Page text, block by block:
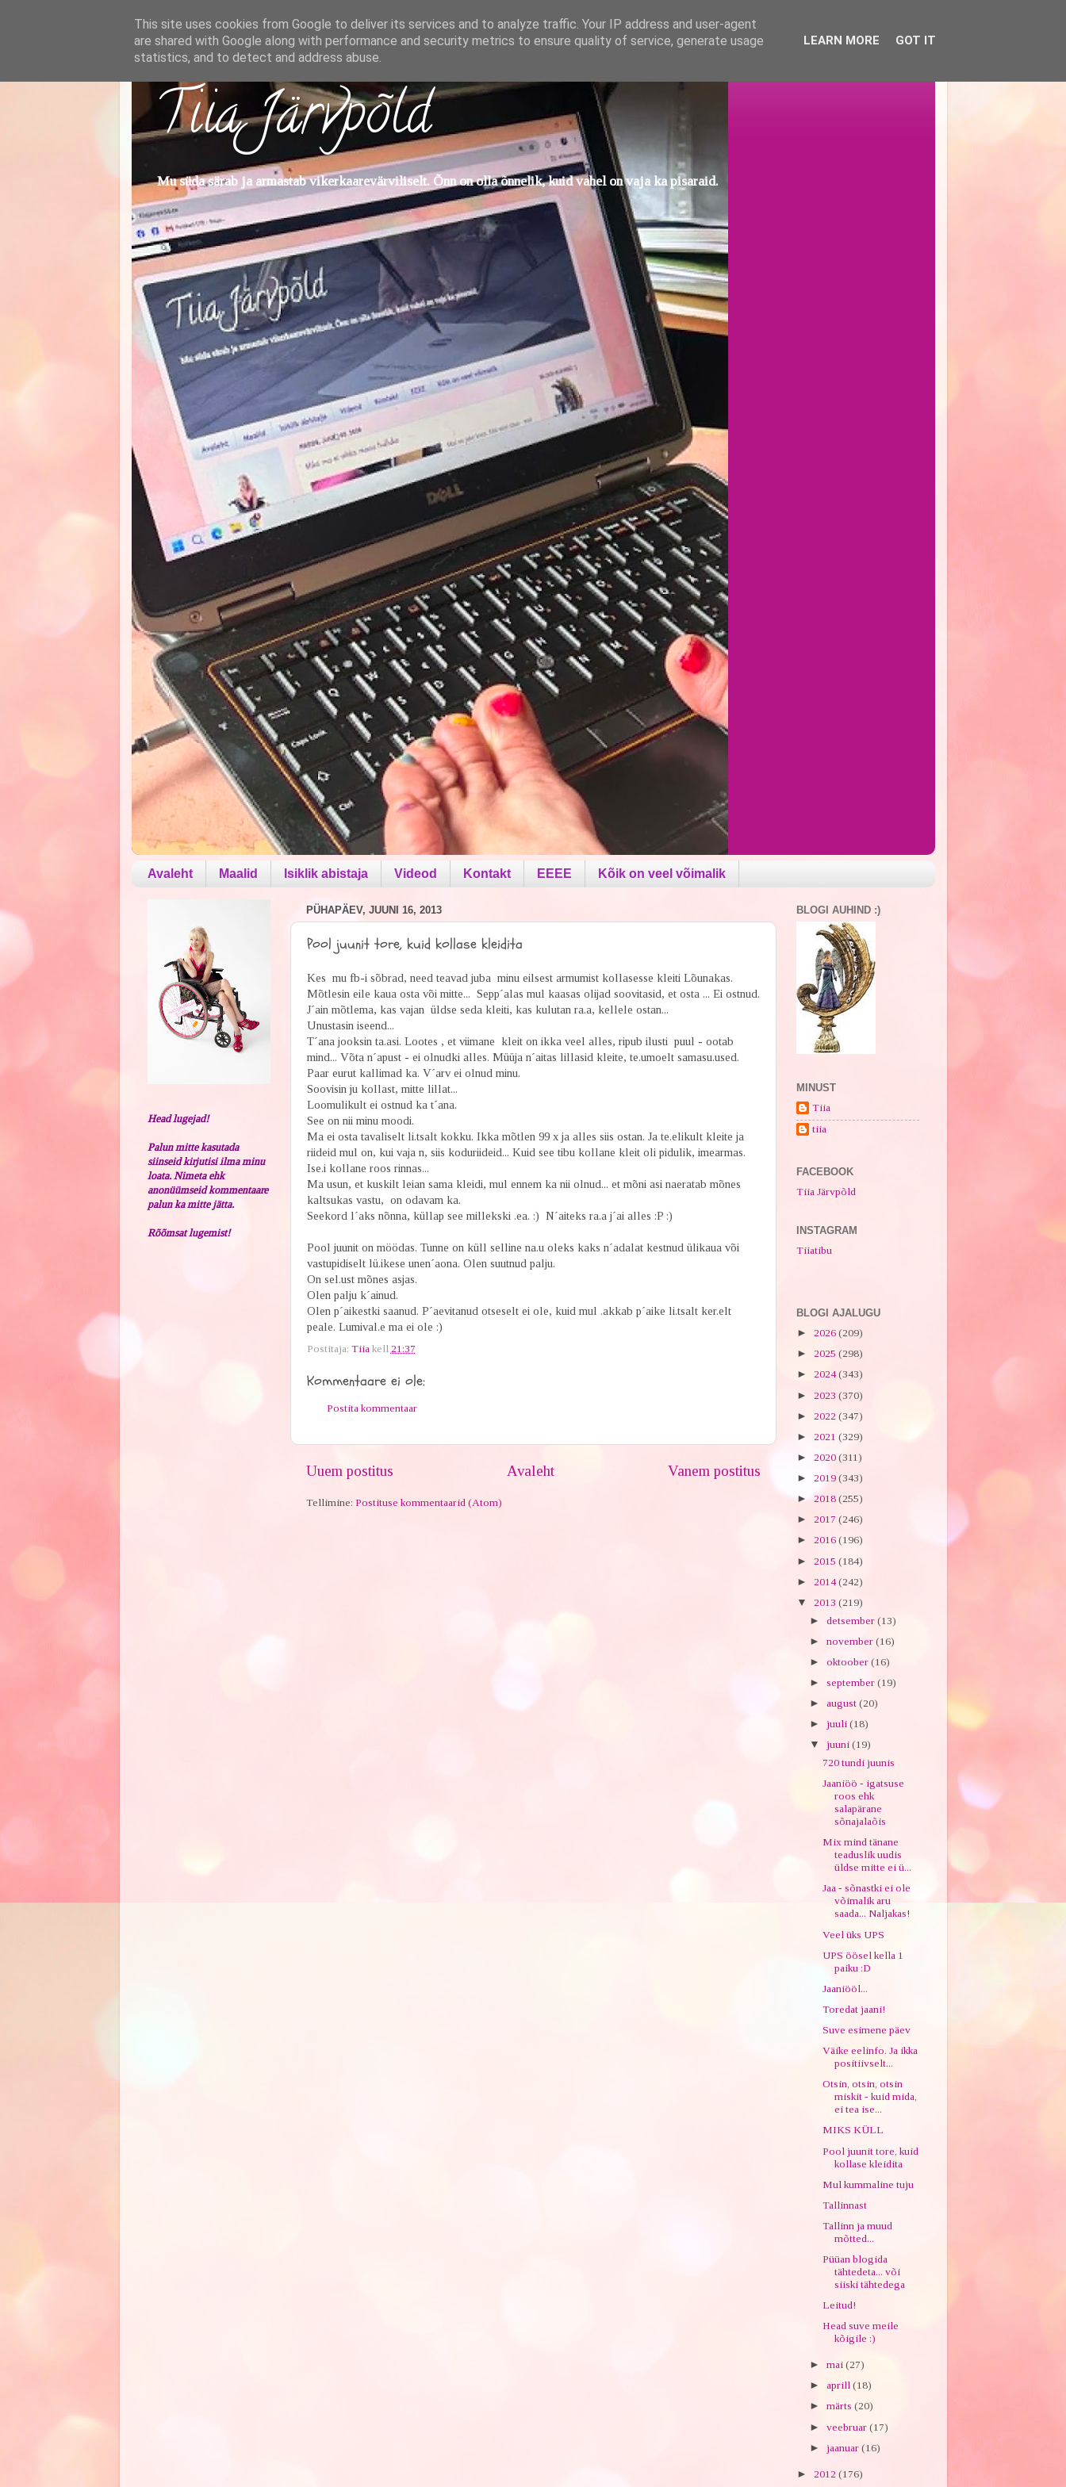
Tiia Järvpõld
Mu süda särab ja armastab vikerkaarevärviliselt. Õnn on olla õnnelik, kuid vahel on vaja ka pisaraid.
Avaleht Maalid Isiklik abistaja Videod Kontakt EEEE Kõik on veel võimalik
PÜHAPÄEV, JUUNI 16, 2013
Pool juunit tore, kuid kollase kleidita
Kes mu fb-i sõbrad, need teavad juba minu eilsest armumist kollasesse kleiti Lõunakas.
Mõtlesin eile kaua osta või mitte... Sepp´alas mul kaasas olijad soovitasid, et osta ... Ei ostnud.
J´ain mõtlema, kas vajan üldse seda kleiti, kas kulutan ra.a, kellele ostan...
Unustasin iseend...
T´ana jooksin ta.asi. Lootes , et viimane kleit on ikka veel alles, ripub ilusti puul - ootab
mind... Võta n´apust - ei olnudki alles. Müüja n´aitas lillasid kleite, te.umoelt samasu.used.
Paar eurut kallimad ka. V´arv ei olnud minu.
Soovisin ju kollast, mitte lillat...
Loomulikult ei ostnud ka t´ana.
See on nii minu moodi.
Ma ei osta tavaliselt li.tsalt kokku. Ikka mõtlen 99 x ja alles siis ostan. Ja te.elikult kleite ja
riideid mul on, kui vaja n, siis koduriideid... Kuid see tibu kollane kleit oli pidulik, imearmas.
Ise.i kollane roos rinnas...
Ma usun, et kuskilt leian sama kleidi, mul ennem ka nii olnud... et mõni asi naeratab mõnes
kaltsukas vastu, on odavam ka.
Seekord l´aks nõnna, küllap see millekski .ea. :) N´aiteks ra.a j´ai alles :P :)
Pool juunit on möödas. Tunne on küll selline na.u oleks kaks n´adalat kestnud ülikaua või
vastupidiselt lü.ikese unen´aona. Olen suutnud palju.
On sel.ust mõnes asjas.
Olen palju k´ainud.
Olen p´aikestki saanud. P´aevitanud otseselt ei ole, kuid mul .akkab p´aike li.tsalt ker.elt
peale. Lumival.e ma ei ole :)
Postitaja: Tiia kell 21:37
Kommentaare ei ole:
Postita kommentaar
Uuem postitus Vanem postitus
Avaleht
Tellimine: Postituse kommentaarid (Atom)
Head lugejad!
Palun mitte kasutada
siinseid kirjutisi ilma minu
loata. Nimeta ehk
anonüümseid kommentaare
palun ka mitte jätta.
Rõõmsat lugemist!
BLOGI AUHIND :)
MINUST
Tiia
tiia
FACEBOOK
Tiia Järvpõld
INSTAGRAM
Tiiatibu
BLOGI AJALUGU
► 2026 (209)
► 2025 (298)
► 2024(343)
► 2023 (370)
► 2022 (347)
► 2021 (329)
► 2020 (311)
► 2019 (343)
► 2018 (255)
► 2017 (246)
► 2016 (196)
► 2015 (184)
► 2014(242)
▼ 2013 (219)
► detsember (13)
► november (16)
► oktoober (16)
► september (19)
► august (20)
► juuli (18)
▼ juuni (19)
720 tundi juunis
Jaaniöö - igatsuse
roos ehk
salapärane
sõnajalaõis
Mix mind tänane
teaduslik uudis
üldse mitte ei ü...
Jaa - sõnastki ei ole
võimalik aru
saada... Naljakas!
Veel üks UPS
UPS öösel kella 1
paiku :D
Jaaniööl...
Toredat jaani!
Suve esimene päev
Väike eelinfo. Ja ikka
positiivselt...
Otsin, otsin, otsin
miskit - kuid mida,
ei tea ise...
MIKS KÜLL
Pool juunit tore, kuid
kollase kleidita
Mul kummaline tuju
Tallinnast
Tallinn ja muud
mõtted...
Püüan blogida
tähtedeta... või
siiski tähtedega
Leitud!
Head suve meile
kõigile :)
► mai (27)
► aprill (18)
► märts (20)
► veebruar (17)
► jaanuar (16)
► 2012 (176)
This site uses cookies from Google to deliver its services and to analyze traffic. Your IP address and user-agent
are shared with Google along with performance and security metrics to ensure quality of service, generate usage
statistics, and to detect and address abuse.
LEARN MORE GOT IT